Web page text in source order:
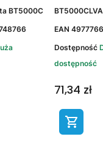
BT5000C
EAN
Dostępność
dostępność
71,34 zł